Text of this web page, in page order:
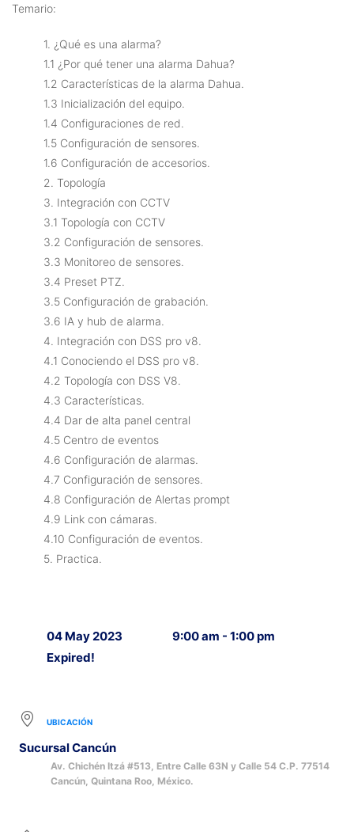
Temario:
1. ¿Qué es una alarma?
1.1 ¿Por qué tener una alarma Dahua?
1.2 Características de la alarma Dahua.
1.3 Inicialización del equipo.
1.4 Configuraciones de red.
1.5 Configuración de sensores.
1.6 Configuración de accesorios.
2. Topología
3. Integración con CCTV
3.1 Topología con CCTV
3.2 Configuración de sensores.
3.3 Monitoreo de sensores.
3.4 Preset PTZ.
3.5 Configuración de grabación.
3.6 IA y hub de alarma.
4. Integración con DSS pro v8.
4.1 Conociendo el DSS pro v8.
4.2 Topología con DSS V8.
4.3 Características.
4.4 Dar de alta panel central
4.5 Centro de eventos
4.6 Configuración de alarmas.
4.7 Configuración de sensores.
4.8 Configuración de Alertas prompt
4.9 Link con cámaras.
4.10 Configuración de eventos.
5. Practica.
04 May 2023
Expired!
9:00 am - 1:00 pm
UBICACIÓN
Sucursal Cancún
Av. Chichén Itzá #513, Entre Calle 63N y Calle 54 C.P. 77514
Cancún, Quintana Roo, México.